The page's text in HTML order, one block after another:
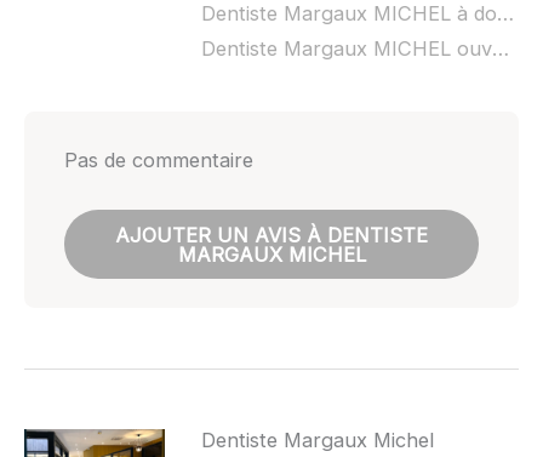
Dentiste Margaux MICHEL à domicile :
Dentiste Margaux MICHEL ouvert dimanche :
Pas de commentaire
AJOUTER UN AVIS À DENTISTE
MARGAUX MICHEL
Dentiste Margaux Michel